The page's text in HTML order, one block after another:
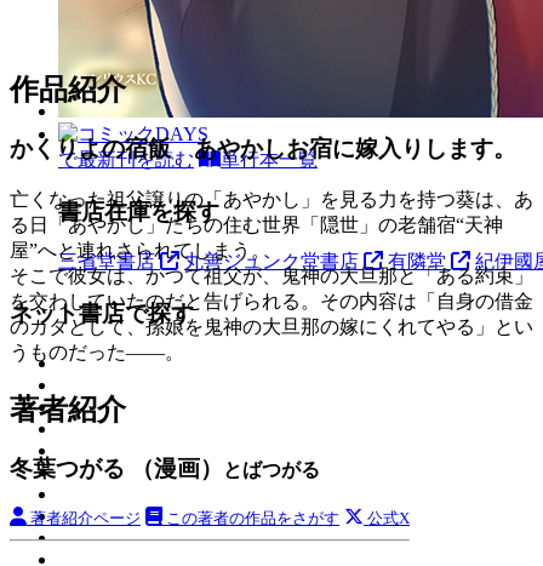
で最新刊を読む 単行本一覧
書店在庫を探す
三省堂書店 丸善ジュンク堂書店 有隣堂 紀伊國
ネット書店で探す
作品紹介
かくりよの宿飯 あやかしお宿に嫁入りします。
亡くなった祖父譲りの「あやかし」を見る力を持つ葵は、あ
る日「あやかし」たちの住む世界「隠世」の老舗宿“天神
屋”へと連れさられてしまう。
そこで彼女は、かつて祖父が、鬼神の大旦那と「ある約束」
を交わしていたのだと告げられる。その内容は「自身の借金
のカタとして、孫娘を鬼神の大旦那の嫁にくれてやる」とい
うものだった――。
著者紹介
冬葉つがる （漫画） とばつがる
著者紹介ページ この著者の作品をさがす 公式X